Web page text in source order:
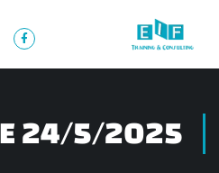
24/5/2025